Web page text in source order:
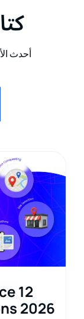
أحدث
2026